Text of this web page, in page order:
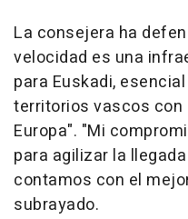
La consejera ha
velocidad es una
para Euskadi,
territorios vascos con
Europa". "Mi
para agilizar la
contamos con el
subrayado.